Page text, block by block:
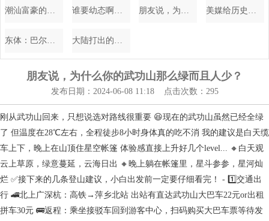
潮汕富豪的背后：“倒插门”女婿上位，飞上枝头变 谁要幼态啊，姐要大大方方的性感 朋友说，为什么你的武功山那么绿而且人少？ 美媒给历史中锋分档：姚明第六档，约基奇大帝四档，鲨鱼大梦二档
东体：巴尔加斯被换下不是因为小腿受伤，只是出现了抽筋情况 大陆打出的洲际导弹，击碎了岛内台军，指望美军出兵保台的幻想
朋友说，为什么你的武功山那么绿而且人少？
发布日期：2024-06-08 11:18 点击次数：295
刚从武功山回来，只想说选对路线很重要 😆现在的武功山虽然已经全绿
了 但温度在28℃左右，全程徒步8小时身体真的吃不消 我的建议是白天缆
车上下，晚上在山顶住星空帐篷 体验感直接上升好几个level... 🔸白天观
云上草原，绿意蔓延，云海日出 🔸晚上躺在帐篷里，星斗参参，星河灿
烂 ✅接下来的几条登山建议，小白出发前一定要仔细看完！ - 1️⃣交通出
行 🚄北上广深杭：高铁→萍乡北站 出站有直达武功山大巴车22元or出租
拼车30元 🚌返程：乘坐接驳车回到游客中心，扫码购买大巴车票等待发